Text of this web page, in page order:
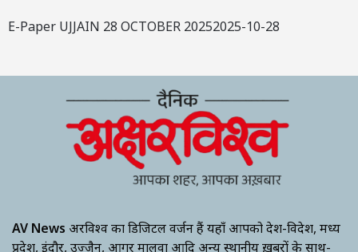
E-Paper UJJAIN 28 OCTOBER 20252025-10-28
AV News अक्षरविश्व का डिजिटल वर्जन हैं यहाँ आपको देश-विदेश, मध्य
प्रदेश, इंदौर, उज्जैन, आगर मालवा आदि अन्य स्थानीय ख़बरों के साथ-